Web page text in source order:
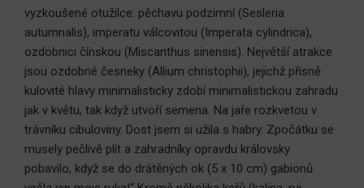
vyzkoušené otužilce: pěchavu podzimní (Sesleria
autumnalis), imperatu válcovitou (Imperata cylindrica),
ozdobnici čínskou (Miscanthus sinensis). Největší atrakce
jsou ozdobné česneky (Allium christophii), jejichž přísně
kulovité hlavy minimalisticky zdobí minimalistickou zahradu
jak v květu, tak když utvoří semena. Na jaře rozkvetou v
trávníku cibuloviny. Dost jsem si užila s habry. Zpočátku se
musely pečlivě plít a zahradníky opravdu královsky
pobavilo, když se do drátěných ok (5 x 10 cm) gabionů